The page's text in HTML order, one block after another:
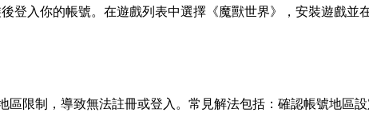
登入你的帳號。在遊戲列表中選擇《魔獸世界》，安裝遊戲
限制，導致無法註冊或登入。常見解法包括：確認帳號地區